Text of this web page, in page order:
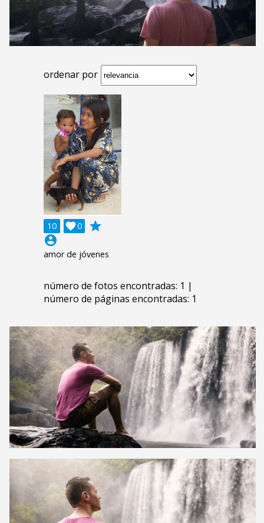
ordenar por
10 0

grade
account_circle
amor de jóvenes
número de fotos encontradas: 1 |
número de páginas encontradas: 1